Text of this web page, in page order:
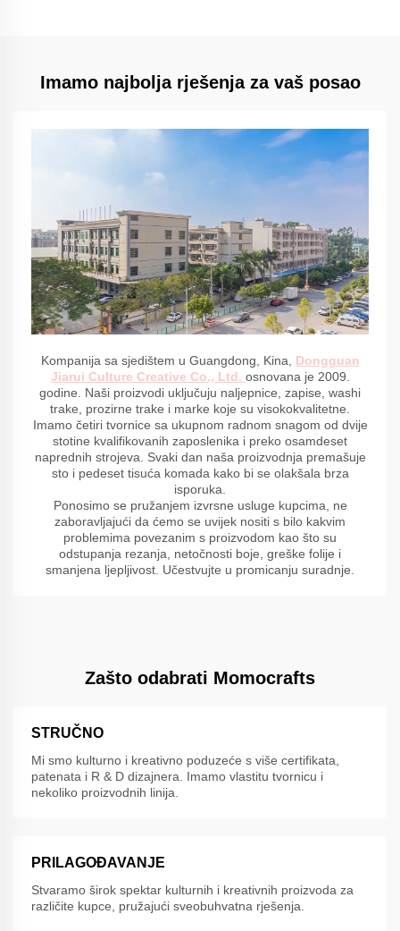
Imamo najbolja rješenja za vaš posao
Kompanija sa sjedištem u Guangdong, Kina, Dongguan
Jiarui Culture Creative Co., Ltd. osnovana je 2009.
godine. Naši proizvodi uključuju naljepnice, zapise, washi
trake, prozirne trake i marke koje su visokokvalitetne.
Imamo četiri tvornice sa ukupnom radnom snagom od dvije
stotine kvalifikovanih zaposlenika i preko osamdeset
naprednih strojeva. Svaki dan naša proizvodnja premašuje
sto i pedeset tisuća komada kako bi se olakšala brza
isporuka.
Ponosimo se pružanjem izvrsne usluge kupcima, ne
zaboravljajući da ćemo se uvijek nositi s bilo kakvim
problemima povezanim s proizvodom kao što su
odstupanja rezanja, netočnosti boje, greške folije i
smanjena ljepljivost. Učestvujte u promicanju suradnje.
Zašto odabrati Momocrafts
STRUČNO
Mi smo kulturno i kreativno poduzeće s više certifikata,
patenata i R & D dizajnera. Imamo vlastitu tvornicu i
nekoliko proizvodnih linija.
PRILAGOĐAVANJE
Stvaramo širok spektar kulturnih i kreativnih proizvoda za
različite kupce, pružajući sveobuhvatna rješenja.